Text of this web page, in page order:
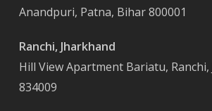
Anandpuri, Patna, Bihar 800001
Ranchi, Jharkhand
Hill View Apartment Bariatu,
834009